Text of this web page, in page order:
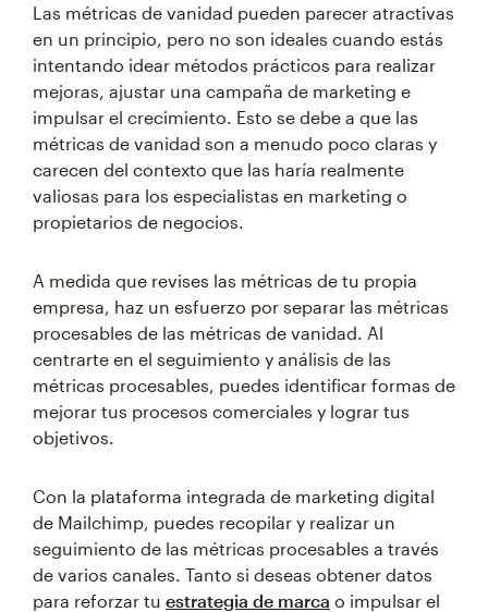
Las métricas de vanidad pueden parecer atractivas
en un principio, pero no son ideales cuando estás
intentando idear métodos prácticos para realizar
mejoras, ajustar una campaña de marketing e
impulsar el crecimiento. Esto se debe a que las
métricas de vanidad son a menudo poco claras y
carecen del contexto que las haría realmente
valiosas para los especialistas en marketing o
propietarios de negocios.
A medida que revises las métricas de tu propia
empresa, haz un esfuerzo por separar las métricas
procesables de las métricas de vanidad. Al
centrarte en el seguimiento y análisis de las
métricas procesables, puedes identificar formas de
mejorar tus procesos comerciales y lograr tus
objetivos.
Con la plataforma integrada de marketing digital
de Mailchimp, puedes recopilar y realizar un
seguimiento de las métricas procesables a través
de varios canales. Tanto si deseas obtener datos
para reforzar tu estrategia de marca o impulsar el